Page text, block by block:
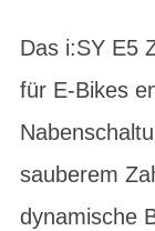
Das i:SY E5
für E-Bikes
sauberem
dynamische